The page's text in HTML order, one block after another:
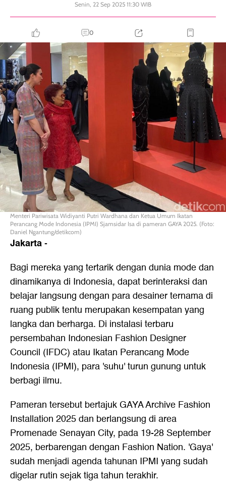
Senin, 22 Sep 2025 11:30 WIB
0
Menteri Pariwisata Widiyanti Putri Wardhana dan Ketua Umum Ikatan
Perancang Mode Indonesia (IPMI) Sjamsidar Isa di pameran GAYA 2025. (Foto:
Daniel Ngantung/detikcom)
Jakarta-
Bagi mereka yang tertarik dengan dunia mode dan
dinamikanya di Indonesia, dapat berinteraksi dan
belajar langsung dengan para desainer ternama di
ruang publik tentu merupakan kesempatan yang
langka dan berharga. Di instalasi terbaru
persembahan Indonesian Fashion Designer
Council (IFDC) atau Ikatan Perancang Mode
Indonesia (IPMI), para 'suhu' turun gunung untuk
berbagi ilmu.
Pameran tersebut bertajuk GAYA Archive Fashion
Installation 2025 dan berlangsung di area
Promenade Senayan City, pada 19-28 September
2025, berbarengan dengan Fashion Nation. 'Gaya'
sudah menjadi agenda tahunan IPMI yang sudah
digelar rutin sejak tiga tahun terakhir.